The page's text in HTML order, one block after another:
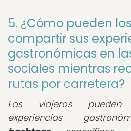
5. ¿Cómo pueden
compartir sus
gastronómicas en
sociales mientras
rutas por carretera?
Los viajeros
experiencias